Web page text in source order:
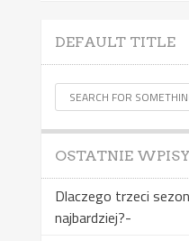
DEFAULT TITLE
OSTATNIE WPISY
Dlaczego trzeci
najbardziej?-